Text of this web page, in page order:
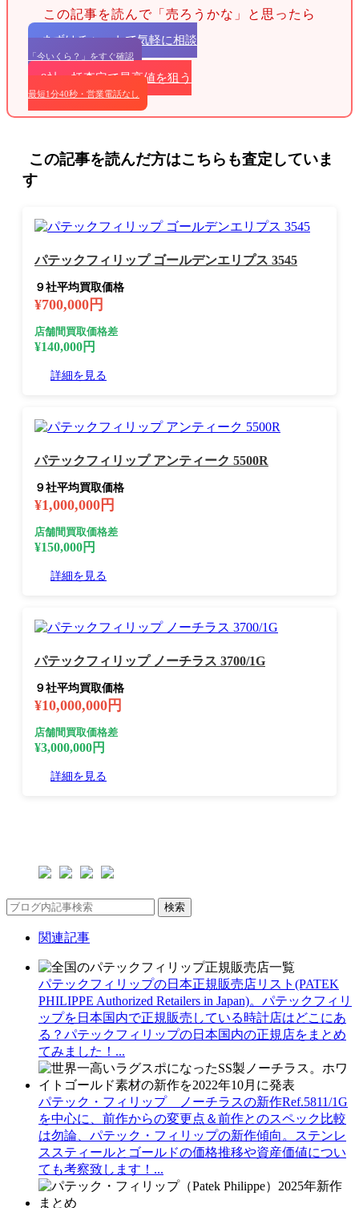
この記事を読んで「売ろうかな」と思ったら
まずはチャットで気軽に相談
「今いくら？」をすぐ確認
9社一括査定で最高値を狙う
最短1分40秒・営業電話なし
この記事を読んだ方はこちらも査定していま
す
パテックフィリップ ゴールデンエリプス 3545
９社平均買取価格
¥700,000円
店舗間買取価格差
¥140,000円
詳細を見る
パテックフィリップ アンティーク 5500R
９社平均買取価格
¥1,000,000円
店舗間買取価格差
¥150,000円
詳細を見る
パテックフィリップ ノーチラス 3700/1G
９社平均買取価格
¥10,000,000円
店舗間買取価格差
¥3,000,000円
詳細を見る
検索
関連記事
パテックフィリップの日本正規販売店リスト(PATEK
PHILIPPE Authorized Retailers in Japan)。パテックフィリ
ップを日本国内で正規販売している時計店はどこにあ
る？パテックフィリップの日本国内の正規店をまとめ
てみました！...
パテック・フィリップ ノーチラスの新作Ref.5811/1G
を中心に、前作からの変更点＆前作とのスペック比較
は勿論、パテック・フィリップの新作傾向。ステンレ
ススティールとゴールドの価格推移や資産価値につい
ても考察致します！...